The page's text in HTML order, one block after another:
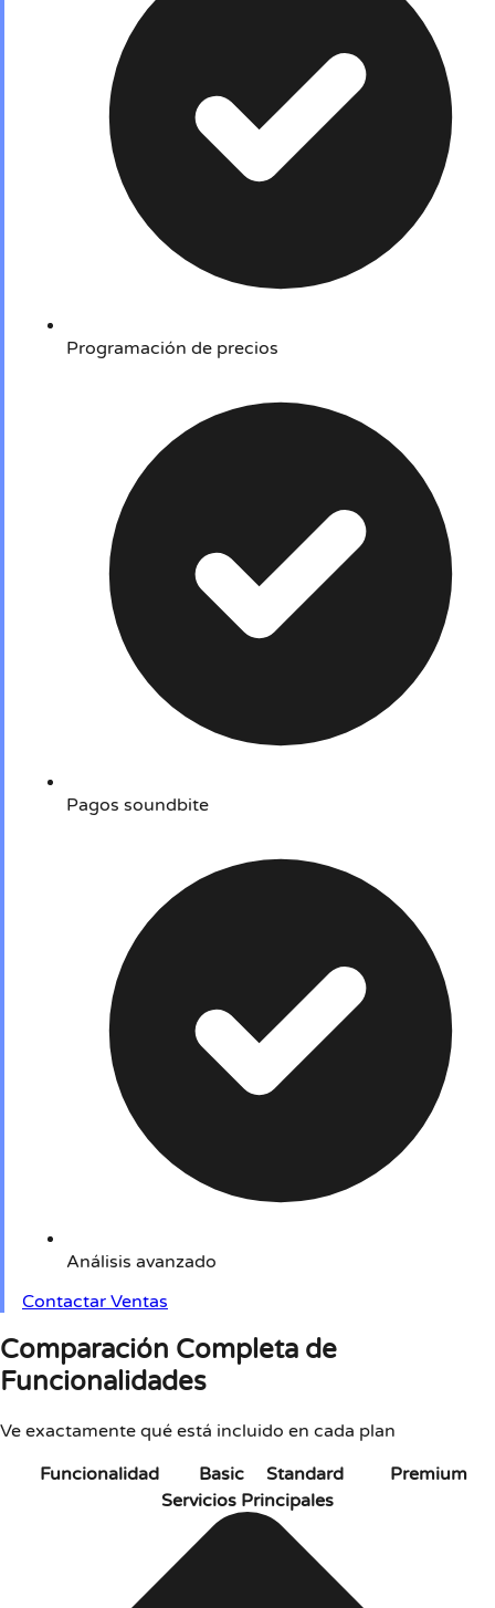
Programación de precios
Pagos soundbite
Análisis avanzado
Contactar Ventas
Comparación Completa de
Funcionalidades
Ve exactamente qué está incluido en cada plan
Funcionalidad
Basic Standard
Premium
Servicios Principales